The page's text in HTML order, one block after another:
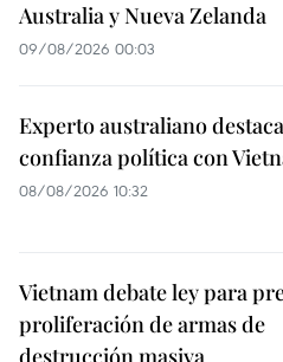
Australia y Nueva Zelanda
09/08/2026 00:03
Experto australiano destaca
confianza política con
08/08/2026 10:32
Vietnam debate ley para
proliferación de armas de
destrucción masiva